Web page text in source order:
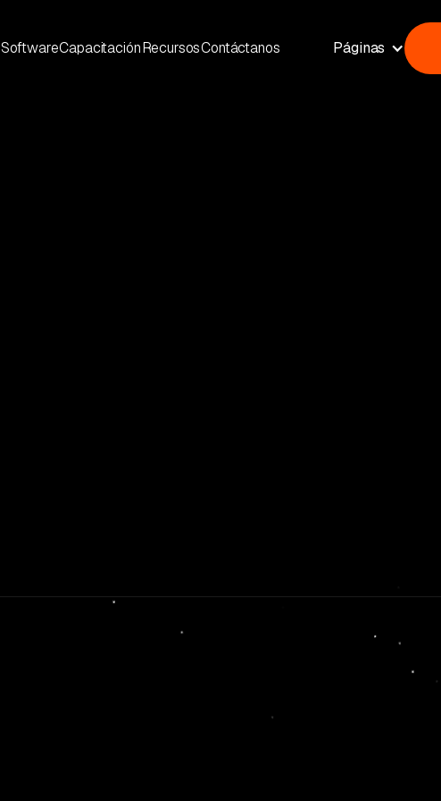
SoftwareCapacitaciónRecursosContáctanos Páginas